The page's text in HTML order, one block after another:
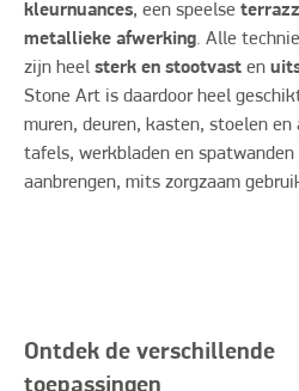
kleurnuances, een speelse
metallieke afwerking. Alle
zijn heel sterk en stootvast en
Stone Art is daardoor heel
muren, deuren, kasten, stoelen en
tafels, werkbladen en
aanbrengen, mits zorgzaam
Ontdek de verschillende
toepassingen